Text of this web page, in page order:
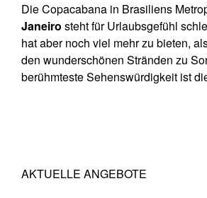
Die Copacabana in Brasiliens
Janeiro steht für Urlaubsgefühl
hat aber noch viel mehr zu bieten,
den wunderschönen Stränden zu
berühmteste Sehenswürdigkeit ist
AKTUELLE ANGEBOTE